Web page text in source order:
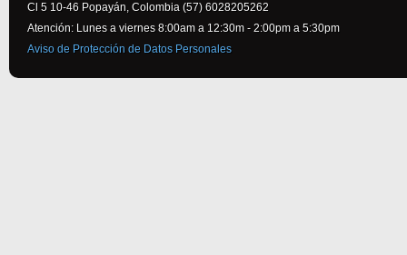
Cl 5 10-46 Popayán, Colombia (57) 6028205262
Atención: Lunes a viernes 8:00am a 12:30m - 2:00pm a 5:30pm
Aviso de Protección de Datos Personales